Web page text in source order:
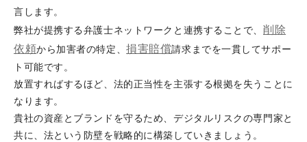
言します。
弊社が提携する弁護士ネットワークと連携することで、 削除
依頼から加害者の特定、損害賠償請求までを一貫してサポー
ト可能です。
放置すればするほど、法的正当性を主張する根拠を失うことに
なります。
貴社の資産とブランドを守るため、デジタルリスクの専門家と
共に、法という防壁を戦略的に構築していきましょう。